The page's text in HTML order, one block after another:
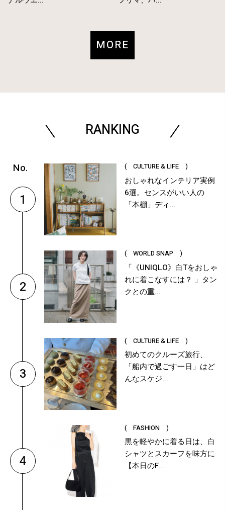
MORE
RANKING
1
( CULTURE & LIFE )
おしゃれなインテリア実例
6選。センスがいい人の
「本棚」ディ...
2
( WORLD SNAP )
「《UNIQLO》白Tをおしゃ
れに着こなすには？ 」タン
クとの重...
3
( CULTURE & LIFE )
初めてのクルーズ旅行、
「船内で過ごす一日」はど
んなスケジ...
4
( FASHION )
黒を軽やかに着る日は、白
シャツとスカーフを味方に
【本日のF...